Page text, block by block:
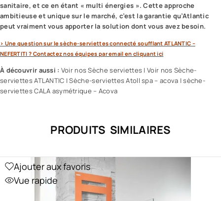
sanitaire, et ce en étant « multi énergies ». Cette approche
ambitieuse et unique sur le marché, c’est la garantie qu’Atlantic
peut vraiment vous apporter la solution dont vous avez besoin.
> Une question sur le sèche-serviettes connecté soufflant ATLANTIC –
NEFERTITI ? Contactez nos équipes par email en cliquant ici
À découvrir aussi : Voir nos Sèche serviettes |Voir nos Sèche-
serviettes ATLANTIC |Sèche-serviettes Atoll spa – acova |sèche-
serviettes CALA asymétrique – Acova
PRODUITS SIMILAIRES
Ajouter aux favoris
Vue rapide